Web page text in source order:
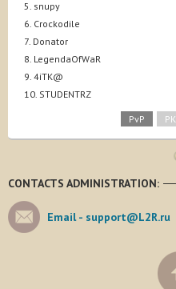
5. snupy
6. Crockodile
7. Donator
8. LegendaOfWaR
9. 4iTK@
10. STUDENTRZ
PvP PK
CONTACTS ADMINISTRATION:
Email - support@L2R.ru